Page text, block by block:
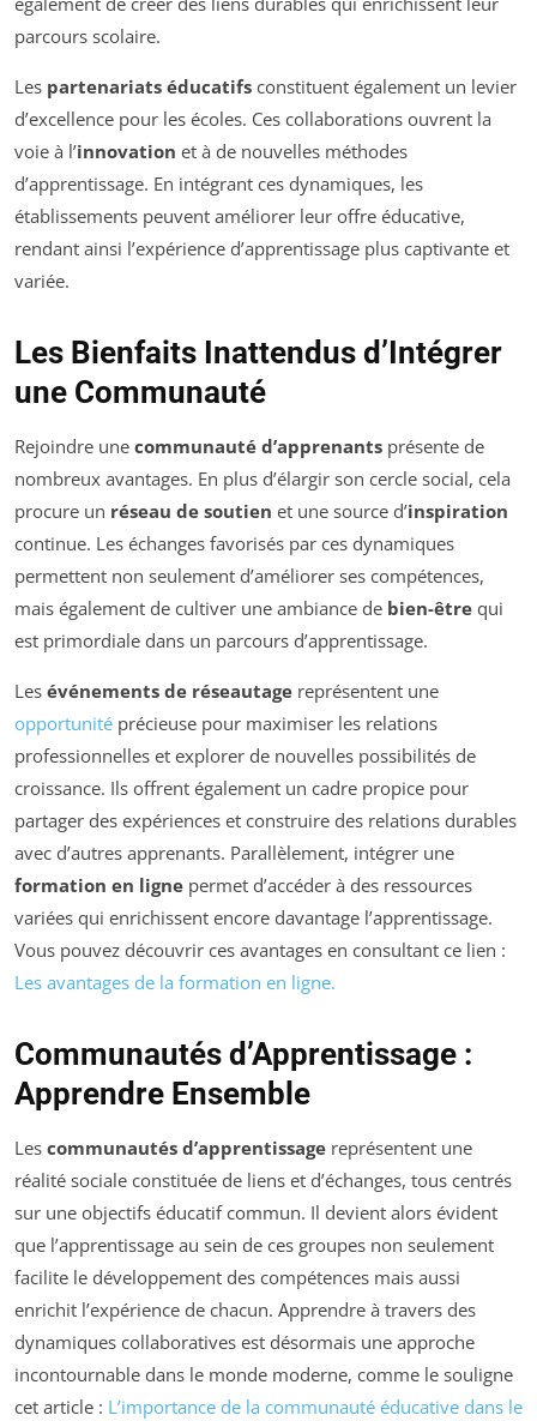
parcours scolaire.
Les partenariats éducatifs constituent également un levier
d’excellence pour les écoles. Ces collaborations ouvrent la
voie à l’innovation et à de nouvelles méthodes
d’apprentissage. En intégrant ces dynamiques, les
établissements peuvent améliorer leur offre éducative,
rendant ainsi l’expérience d’apprentissage plus captivante et
variée.
Les Bienfaits Inattendus d’Intégrer
une Communauté
Rejoindre une communauté d’apprenants présente de
nombreux avantages. En plus d’élargir son cercle social, cela
procure un réseau de soutien et une source d’inspiration
continue. Les échanges favorisés par ces dynamiques
permettent non seulement d’améliorer ses compétences,
mais également de cultiver une ambiance de bien-être qui
est primordiale dans un parcours d’apprentissage.
Les événements de réseautage représentent une
opportunité précieuse pour maximiser les relations
professionnelles et explorer de nouvelles possibilités de
croissance. Ils offrent également un cadre propice pour
partager des expériences et construire des relations durables
avec d’autres apprenants. Parallèlement, intégrer une
formation en ligne permet d’accéder à des ressources
variées qui enrichissent encore davantage l’apprentissage.
Vous pouvez découvrir ces avantages en consultant ce lien :
Les avantages de la formation en ligne.
Communautés d’Apprentissage :
Apprendre Ensemble
Les communautés d’apprentissage représentent une
réalité sociale constituée de liens et d’échanges, tous centrés
sur une objectifs éducatif commun. Il devient alors évident
que l’apprentissage au sein de ces groupes non seulement
facilite le développement des compétences mais aussi
enrichit l’expérience de chacun. Apprendre à travers des
dynamiques collaboratives est désormais une approche
incontournable dans le monde moderne, comme le souligne
cet article : L’importance de la communauté éducative dans le